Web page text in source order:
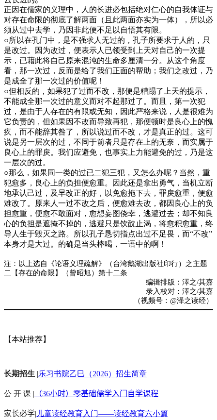
正因在儒家的义理中，人的长进必包括绝对仁心的自我体证与
对存在命限的彻底了解两面（且此两面亦实为一体），所以必
须从过中去学，乃因非此便不足以自悟其有限。
○所以在孔门中，是不强求人无过的，孔子所要求于人的，只
是改过。因为改过，便表示人已领受到上天对自己的一次提
示，已藉此将自己原来混沌的生命多厘清一分。从这个角度
看，那一次过，反而是给了我们正面的帮助；我们之改过，乃
是成全了那一次过的价值呢！
○但相反的，如果犯了过而不改，那便是糟蹋了上天的提示，
不能成全那一次过的意义而对不起那过了。而且，第一次犯
过，是由于人存在的有限或无知，因此严格来说，人是很难为
它负责的，但如果因不改而导致再犯，那便顿时是良心上的愧
疚，而不能辞其咎了，所以说过而不改，才是真正的过。这可
说是另一层次的过，不同于前者只是存在上的无奈，而实属于
良心上的罪戾。我们应避免，也事实上力能避免的过，乃是这
一层次的过。
○那么，如果同一类的过已二犯三犯，又怎么办呢？当然，重
犯愈多，良心上的负担便愈重。因此还是拿出勇气，当机立断
地承认己过，及早改正的好，以免愈拖下去，罪戾愈重，便愈
难改了。原来人一过不改之后，便愈难去改，都因良心上的负
担愈重，便愈不敢面对，愈想妄图侥幸，逃避过去；却不知良
心的负担是遮掩不掉的，逃避只是饮酖止渴，将愈积愈重，终
导人生于毁灭之路。所以孔子恳切指点出过不足畏，而“不改”
本身才是大过。的确是当头棒喝，一语中的啊！
注：以上选自《论语义理疏解》（台湾鹅湖出版社印行）之主题
二【存在的命限】（曾昭旭）第十二条
编辑排版：澤之/其嘉
录入校对：澤之/其嘉
（视频号：@泽之读经）
【本站推荐】
长期招生 |乐习书院乙巳（2026）招生简章
公 开 课 | （36小时）零基础儒学入门自学课程
家长必学| 儿童读经教育入门——读经教育六小篇